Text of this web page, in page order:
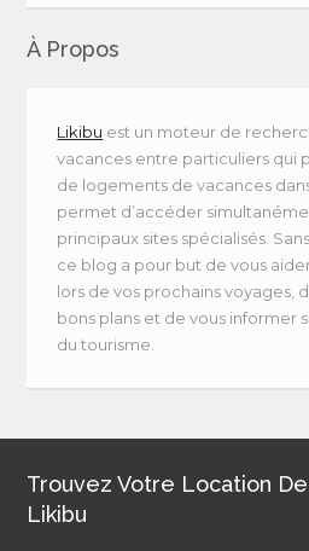
À Propos
Likibu est un moteur de
vacances entre particuliers qui
de logements de vacances
permet d’accéder
principaux sites spécialisés.
ce blog a pour but de vous
lors de vos prochains voyages,
bons plans et de vous informer
du tourisme.
Trouvez Votre Location De
Likibu